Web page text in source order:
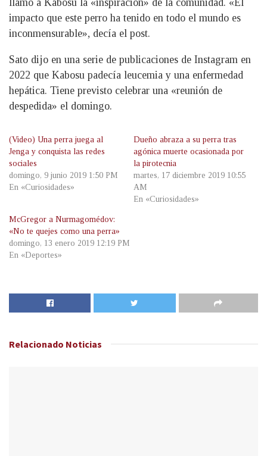
impacto que este perro ha tenido en todo el mundo es
inconmensurable», decía el post.
Sato dijo en una serie de publicaciones de Instagram en
2022 que Kabosu padecía leucemia y una enfermedad
hepática. Tiene previsto celebrar una «reunión de
despedida» el domingo.
(Video) Una perra juega al
Jenga y conquista las redes
sociales
domingo, 9 junio 2019 1:50 PM
En «Curiosidades»
Dueño abraza a su perra tras
agónica muerte ocasionada por
la pirotecnia
martes, 17 diciembre 2019 10:55
AM
En «Curiosidades»
McGregor a Nurmagomédov:
«No te quejes como una perra»
domingo, 13 enero 2019 12:19 PM
En «Deportes»
Relacionado Noticias